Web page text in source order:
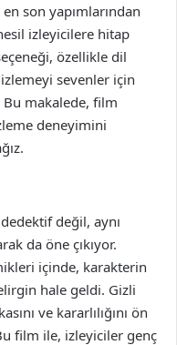
son yapımlarından
izleyicilere hitap
özellikle dil
sevenler için
makalede, film
deneyimini
değil, aynı
da öne çıkıyor.
içinde, karakterin
hale geldi. Gizli
ve kararlılığını ön
film ile, izleyiciler genç